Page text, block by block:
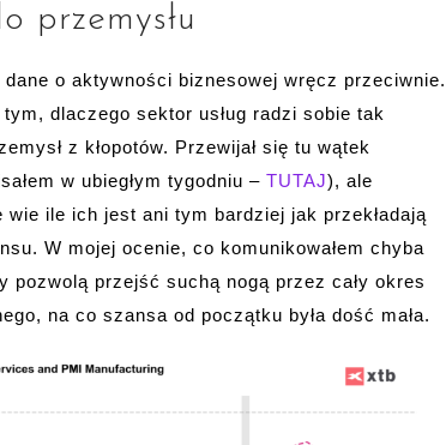
przemysłu
o aktywności biznesowej wręcz przeciwnie.
dlaczego sektor usług radzi sobie tak
z kłopotów. Przewijał się tu wątek
w ubiegłym tygodniu – TUTAJ), ale
ile ich jest ani tym bardziej jak przekładają
W mojej ocenie, co komunikowałem chyba
pozwolą przejść suchą nogą przez cały okres
na co szansa od początku była dość mała.